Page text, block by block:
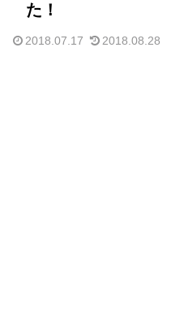
た！
2018.07.17 2018.08.28